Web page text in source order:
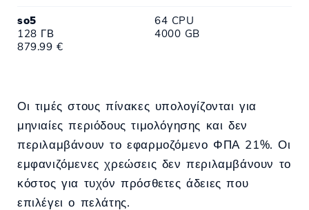
so5
64 CPU
128 ΓΒ
4000 GB
879.99 €
Οι τιμές στους πίνακες υπολογίζονται για
μηνιαίες περιόδους τιμολόγησης και δεν
περιλαμβάνουν το εφαρμοζόμενο ΦΠΑ 21%. Οι
εμφανιζόμενες χρεώσεις δεν περιλαμβάνουν το
κόστος για τυχόν πρόσθετες άδειες που
επιλέγει ο πελάτης.